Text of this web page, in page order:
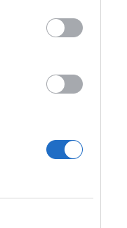
PALAGIANO
MARIA
Agenzia Funebre